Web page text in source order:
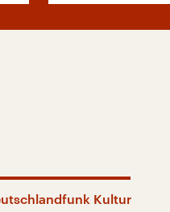
Kultur